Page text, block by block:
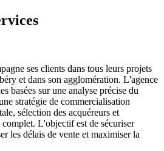
ses clients dans tous leurs projets
et dans son agglomération. L'agence
basées sur une analyse précise du
stratégie de commercialisation
sélection des acquéreurs et
L'objectif est de sécuriser
les délais de vente et maximiser la